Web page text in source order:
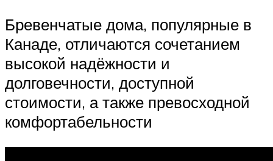
Бревенчатые дома, популярные в
Канаде, отличаются сочетанием
высокой надёжности и
долговечности, доступной
стоимости, а также превосходной
комфортабельности